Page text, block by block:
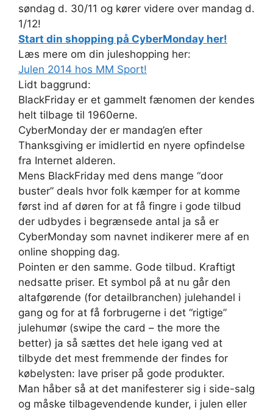
søndag d. 30/11 og kører videre over mandag d.
1/12!
Start din shopping på CyberMonday her!
Læs mere om din juleshopping her:
Julen 2014 hos MM Sport!
Lidt baggrund:
BlackFriday er et gammelt fænomen der kendes
helt tilbage til 1960erne.
CyberMonday der er mandag’en efter
Thanksgiving er imidlertid en nyere opfindelse
fra Internet alderen.
Mens BlackFriday med dens mange “door
buster” deals hvor folk kæmper for at komme
først ind af døren for at få fingre i gode tilbud
der udbydes i begrænsede antal ja så er
CyberMonday som navnet indikerer mere af en
online shopping dag.
Pointen er den samme. Gode tilbud. Kraftigt
nedsatte priser. Et symbol på at nu går den
altafgørende (for detailbranchen) julehandel i
gang og for at få forbrugerne i det “rigtige”
julehumør (swipe the card – the more the
better) ja så sættes det hele igang ved at
tilbyde det mest fremmende der findes for
købelysten: lave priser på gode produkter.
Man håber så at det manifesterer sig i side-salg
og måske tilbagevendende kunder, i julen eller